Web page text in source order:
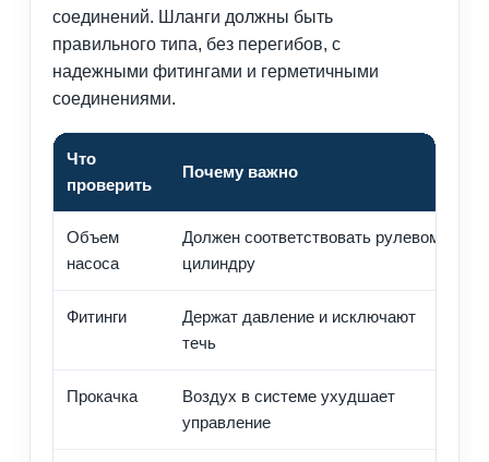
соединений. Шланги должны быть
правильного типа, без перегибов, с
надежными фитингами и герметичными
соединениями.
Что
проверить
Почему важно
Объем
насоса
Должен соответствовать рулевому
цилиндру
Фитинги
Держат давление и исключают
течь
Прокачка
Воздух в системе ухудшает
управление